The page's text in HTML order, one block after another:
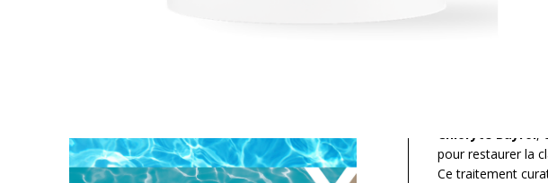
L'hypochlorite de calcium se dissout dans l'eau de votre piscine et libère du chlore
, ce qui
Quand l’eau de
pour restaurer la
Ce traitement